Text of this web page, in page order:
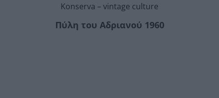
Konserva – vintage culture
Πύλη του Αδριανού 1960